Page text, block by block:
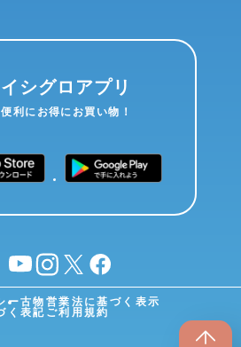
イシグロアプリ
便利にお得にお買い物！
YouTubeinstagram
X facebook
ー古物営業法に基づく表示
く表記 ご利用規約